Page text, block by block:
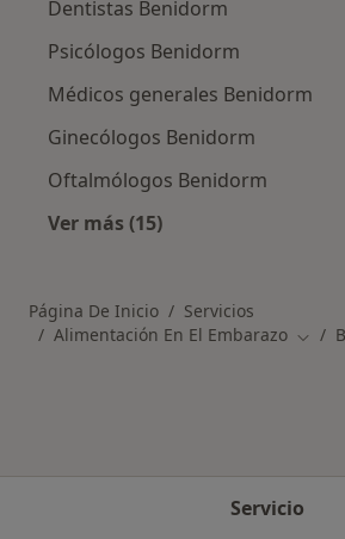
Dentistas Benidorm
Psicólogos Benidorm
Médicos generales Benidorm
Ginecólogos Benidorm
Oftalmólogos Benidorm
Ver más (15)
Página De Inicio
Servicios
Alimentación En El Embarazo
Servicio